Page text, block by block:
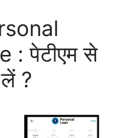
: पेटीएम से
?